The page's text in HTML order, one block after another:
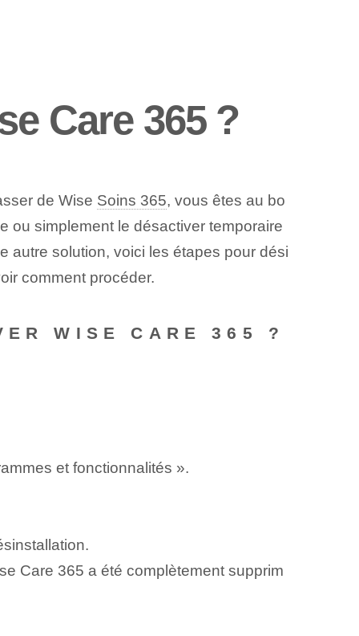
Care 365 ?
de Wise Soins 365, vous êtes au bo
ou simplement le désactiver temporaire
autre solution, voici les étapes pour dési
comment procéder.
WISE CARE 365 ?
et fonctionnalités ».
Care 365 a été complètement supprim